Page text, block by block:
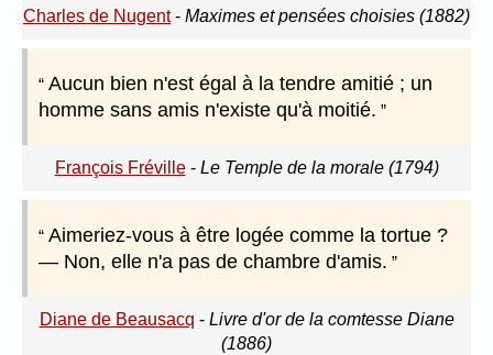
Charles de Nugent- Maximes et pensées choisies (1882)
Aucun bien n'est égal à la tendre amitié ; un
homme sans amis n'existe qu'à moitié.
François Fréville- Le Temple de la morale (1794)
Aimeriez-vous à être logée comme la tortue ?
— Non, elle n'a pas de chambre d'amis.
Diane de Beausacq - Livre d'or de la comtesse Diane
(1886)